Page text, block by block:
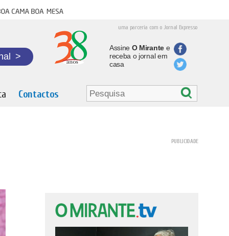
cama boa mesa
uma parceria com o Jornal Expresso
>
Assine O Mirantee
receba o jornal em
casa
Contactos